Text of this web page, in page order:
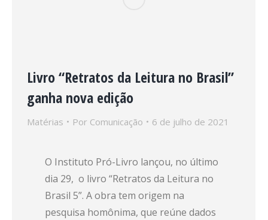
Livro “Retratos da Leitura no Brasil”
ganha nova edição
Matérias Por Comunicação 6 de julho de 2021
O Instituto Pró-Livro lançou, no último
dia 29, o livro “Retratos da Leitura no
Brasil 5”. A obra tem origem na
pesquisa homônima, que reúne dados